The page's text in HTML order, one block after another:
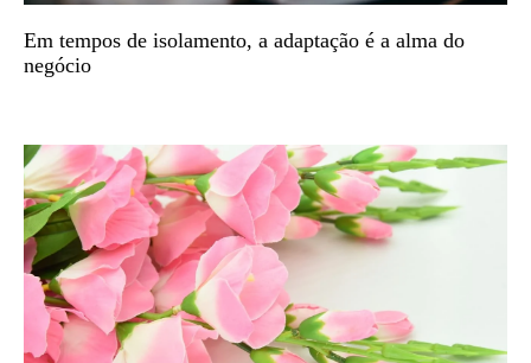
Em tempos de isolamento, a adaptação é a alma do
negócio